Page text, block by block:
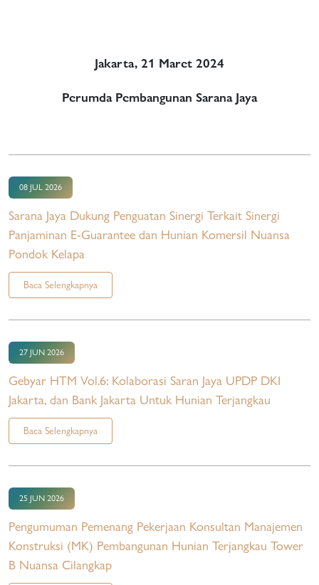
Jakarta, 21 Maret 2024
Perumda Pembangunan Sarana Jaya
08 JUL 2026
Sarana Jaya Dukung Penguatan Sinergi Terkait Sinergi
Panjaminan E-Guarantee dan Hunian Komersil Nuansa
Pondok Kelapa
Baca Selengkapnya
27 JUN 2026
Gebyar HTM Vol.6: Kolaborasi Saran Jaya UPDP DKI
Jakarta, dan Bank Jakarta Untuk Hunian Terjangkau
Baca Selengkapnya
25 JUN 2026
Pengumuman Pemenang Pekerjaan Konsultan Manajemen
Konstruksi (MK) Pembangunan Hunian Terjangkau Tower
B Nuansa Cilangkap